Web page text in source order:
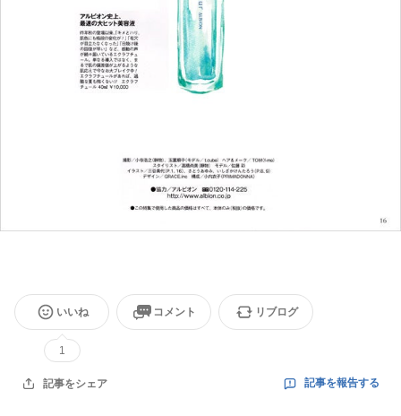
いいね
1
コメント リブログ
記事をシェア 記事を報告する